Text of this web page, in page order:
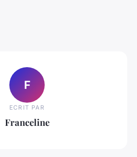
F
ECRIT PAR
Franceline